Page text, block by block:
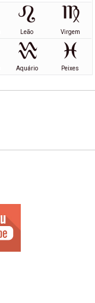
Leão Virgem
Aquário Peixes